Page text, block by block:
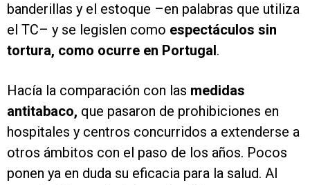
banderillas y el estoque –en palabras que utiliza
el TC– y se legislen como espectáculos sin
tortura, como ocurre en Portugal.
Hacía la comparación con las medidas
antitabaco, que pasaron de prohibiciones en
hospitales y centros concurridos a extenderse a
otros ámbitos con el paso de los años. Pocos
ponen ya en duda su eficacia para la salud. Al